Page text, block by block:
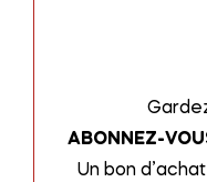
ABONNEZ-
Un bon